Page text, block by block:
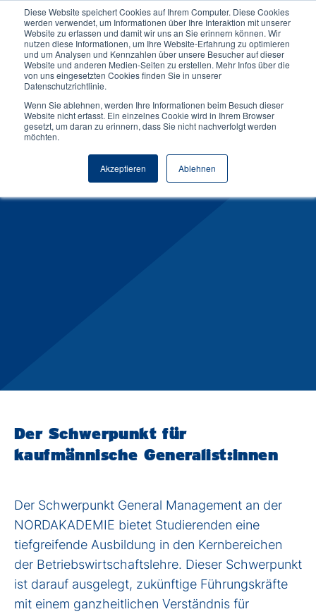
Diese Website speichert Cookies auf Ihrem Computer. Diese Cookies
werden verwendet, um Informationen über Ihre Interaktion mit unserer
Website zu erfassen und damit wir uns an Sie erinnern können. Wir
nutzen diese Informationen, um Ihre Website-Erfahrung zu optimieren
und um Analysen und Kennzahlen über unsere Besucher auf dieser
Website und anderen Medien-Seiten zu erstellen. Mehr Infos über die
von uns eingesetzten Cookies finden Sie in unserer
Datenschutzrichtlinie.
Wenn Sie ablehnen, werden Ihre Informationen beim Besuch dieser
Website nicht erfasst. Ein einzelnes Cookie wird in Ihrem Browser
gesetzt, um daran zu erinnern, dass Sie nicht nachverfolgt werden
möchten.
Akzeptieren Ablehnen
General Management
Optionaler Schwerpunkt in
Betriebswirtschaftslehre
Infos anfordern
Der Schwerpunkt für
kaufmännische Generalist:innen
Der Schwerpunkt General Management an der
NORDAKADEMIE bietet Studierenden eine
tiefgreifende Ausbildung in den Kernbereichen
der Betriebswirtschaftslehre. Dieser Schwerpunkt
ist darauf ausgelegt, zukünftige Führungskräfte
mit einem ganzheitlichen Verständnis für